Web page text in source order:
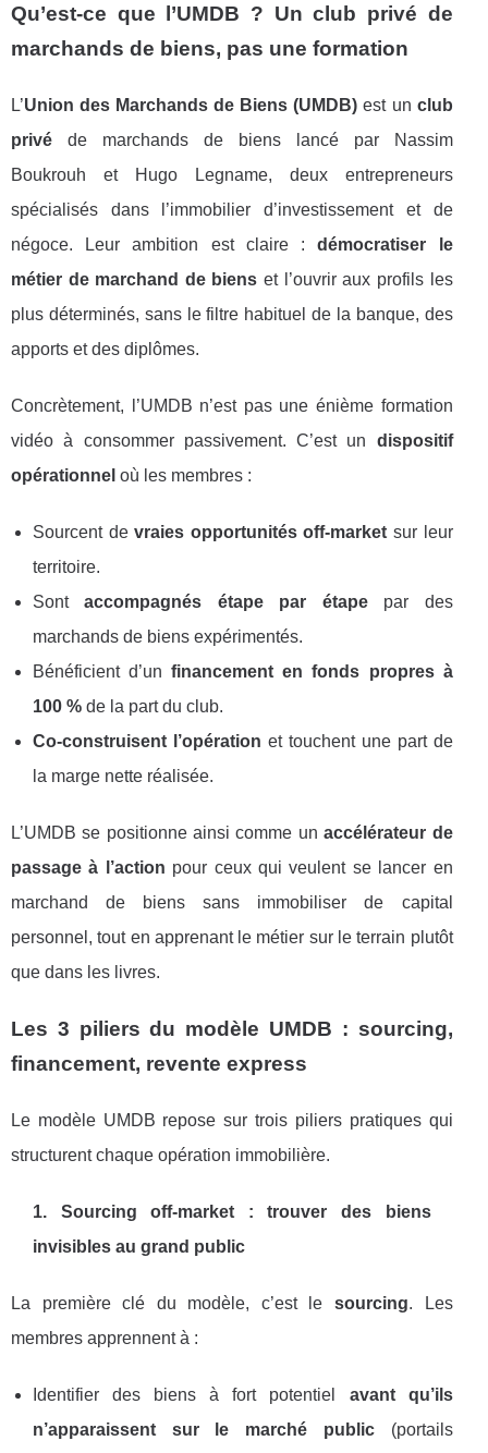
Qu’est-ce que l’UMDB ? Un club privé de
marchands de biens, pas une formation
L’Union des Marchands de Biens (UMDB) est un club
privé de marchands de biens lancé par Nassim
Boukrouh et Hugo Legname, deux entrepreneurs
spécialisés dans l’immobilier d’investissement et de
négoce. Leur ambition est claire :démocratiser le
métier de marchand de biens et l’ouvrir aux profils les
plus déterminés, sans le filtre habituel de la banque, des
apports et des diplômes.
Concrètement, l’UMDB n’est pas une énième formation
vidéo à consommer passivement. C’est un dispositif
opérationnel où les membres :
Sourcent devraies opportunités off-market sur leur
territoire.
Sontaccompagnés étape par étapepar des
marchands de biens expérimentés.
Bénéficient d’unfinancement en fonds propres à
100 % de la part du club.
Co-construisent l’opération et touchent une part de
la marge nette réalisée.
L’UMDB se positionne ainsi comme unaccélérateur de
passage à l’action pour ceux qui veulent se lancer en
marchand de biens sans immobiliser de capital
personnel, tout en apprenant le métier sur le terrain plutôt
que dans les livres.
Les 3 piliers du modèle UMDB : sourcing,
financement, revente express
Le modèle UMDB repose sur trois piliers pratiques qui
structurent chaque opération immobilière.
1. Sourcing off-market : trouver des biens
invisibles au grand public
La première clé du modèle, c’est lesourcing. Les
membres apprennent à :
Identifier des biens à fort potentiel avant qu’ils
n’apparaissent sur le marché public(portails